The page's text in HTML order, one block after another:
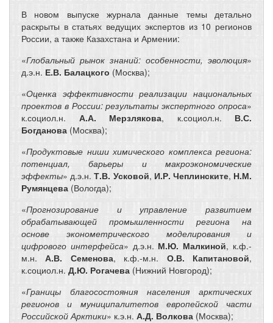
В новом выпуске журнала данные темы детально
раскрыты в статьях ведущих экспертов из 10 регионов
России, а также Казахстана и Армении:
«Глобальный рынок знаний: особенности, эволюция»
д.э.н. Е.В. Балацкого (Москва);
«Оценка эффективности реализации национальных
проектов в России: результаты экспертного опроса»
к.социол.н. А.А. Мерзлякова, к.социол.н. В.С.
Богданова (Москва);
«Продуктовые ниши химического комплекса региона:
потенциал, барьеры и макроэкономические
эффекты» д.э.н.Т.В. Усковой, И.Р. Чеплинските, Н.М.
Румянцева (Вологда);
«Прогнозирование и управление развитием
обрабатывающей промышленности региона на
основе эконометрического моделирования и
цифрового интерфейса» д.э.н. М.Ю. Малкиной, к.ф.-
м.н.А.В. Семенова, к.ф.-м.н. О.В. Капитановой,
к.социол.н. Д.Ю. Рогачева (Нижний Новгород);
«Границы благосостояния населения арктических
регионов и муниципалитетов европейской части
Российской Арктики» к.э.н. А.Д. Волкова (Москва);